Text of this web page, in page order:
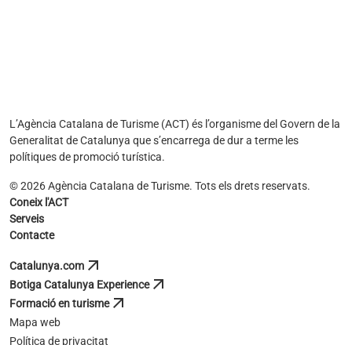
L’Agència Catalana de Turisme (ACT) és l’organisme del Govern de la
Generalitat de Catalunya que s’encarrega de dur a terme les
polítiques de promoció turística.
© 2026 Agència Catalana de Turisme. Tots els drets reservats.
Coneix l'ACT
Serveis
Contacte
Catalunya.com arrow_outward
s'obre en una pestanya nova
Botiga Catalunya Experiencearrow_outward
s'obre en una pestanya nova
Formació en turismearrow_outward
s'obre en una pestanya nova
Mapa web
Política de privacitat